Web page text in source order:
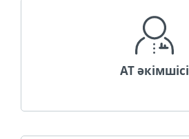
АТ әкімшісі